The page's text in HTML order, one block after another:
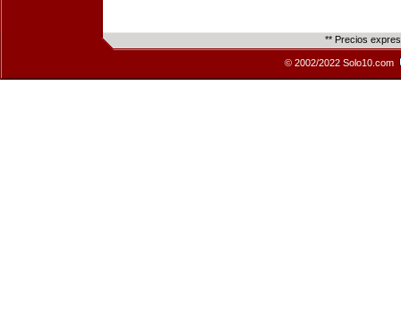
** Precios
© 2002/2022 Solo10.com